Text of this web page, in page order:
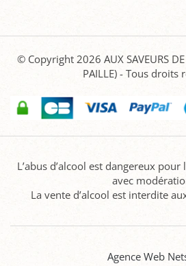
© Copyright 2026 AUX SAVEURS
PAILLE) - Tous droits
L’abus d’alcool est dangereux
avec
La vente d’alcool est interdite
Agence Web